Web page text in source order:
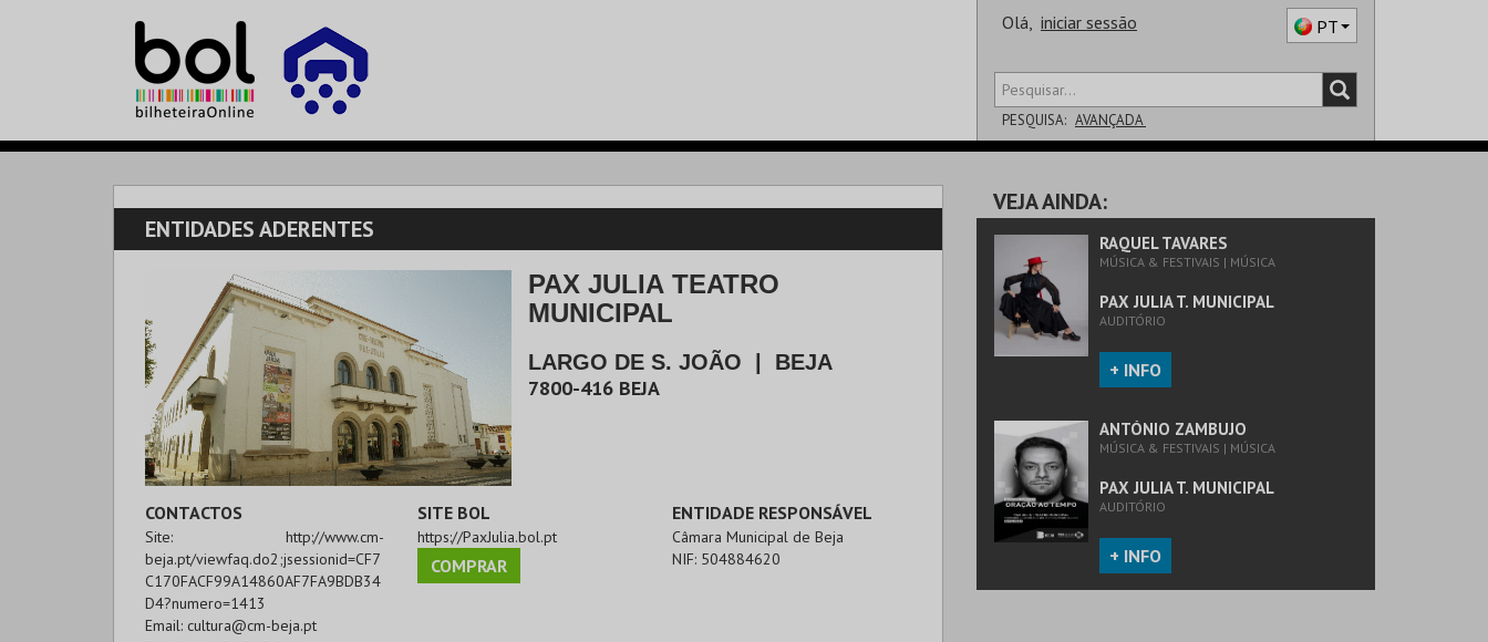
Olá, iniciar sessão PT
PESQUISA: AVANÇADA
SALA
ENTIDADES ADERENTES
PAX JULIA TEATRO
MUNICIPAL
LARGO DE S. JOÃO BEJA
7800-416 BEJA
CONTACTOS
Site: http://www.cm-
beja.pt/viewfaq.do2;jsessionid=CF7
C170FACF99A14860AF7FA9BDB34
D4?numero=1413
Email: cultura@cm-beja.pt
SITE BOL
https://PaxJulia.bol.pt
COMPRAR
ENTIDADE RESPONSÁVEL
Câmara Municipal de Beja
NIF: 504884620
VEJA AINDA:
RAQUEL TAVARES
MÚSICA & FESTIVAIS | MÚSICA
PAX JULIA T. MUNICIPAL
AUDITÓRIO
+ INFO
ANTÓNIO ZAMBUJO
MÚSICA & FESTIVAIS | MÚSICA
PAX JULIA T. MUNICIPAL
AUDITÓRIO
+ INFO